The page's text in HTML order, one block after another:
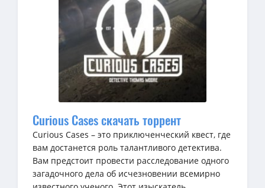
Curious Cases скачать торрент
Curious Cases – это приключенческий квест, где
вам достанется роль талантливого детектива.
Вам предстоит провести расследование одного
загадочного дела об исчезновении всемирно